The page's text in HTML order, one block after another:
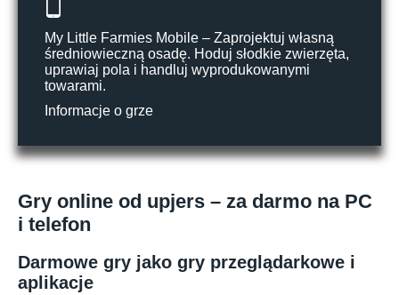
My Little Farmies Mobile – Zaprojektuj własną
średniowieczną osadę. Hoduj słodkie zwierzęta,
uprawiaj pola i handluj wyprodukowanymi
towarami.
Informacje o grze
Gry online od upjers – za darmo na PC
i telefon
Darmowe gry jako gry przeglądarkowe i
aplikacje